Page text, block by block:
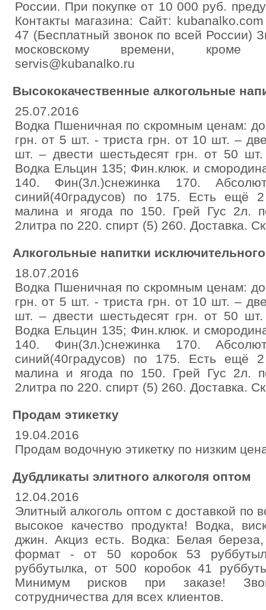
России. При покупке от 10 000 руб.
Контакты магазина: Сайт:
47 (Бесплатный звонок по всей России)
московскому времени, кроме
servis@kubanalko.ru
Высококачественные алкогольные
25.07.2016
Водка Пшеничная по скромным ценам: до
грн. от 5 шт. - триста грн. от 10 шт. –
шт. – двести шестьдесят грн. от 50 шт.
Водка Ельцин 135; Фин.клюк. и
140. Фин(3л.)снежинка 170.
синий(40градусов) по 175. Есть ещё
малина и ягода по 150. Грей Гус 2л.
2литра по 220. спирт (5) 260. Доставка.
Алкогольные напитки исключительного
18.07.2016
Водка Пшеничная по скромным ценам: до
грн. от 5 шт. - триста грн. от 10 шт. –
шт. – двести шестьдесят грн. от 50 шт.
Водка Ельцин 135; Фин.клюк. и
140. Фин(3л.)снежинка 170.
синий(40градусов) по 175. Есть ещё
малина и ягода по 150. Грей Гус 2л.
2литра по 220. спирт (5) 260. Доставка.
Продам этикетку
19.04.2016
Продам водочную этикетку по низким
Дубдликаты элитного алкоголя оптом
12.04.2016
Элитный алкоголь оптом с доставкой по
высокое качество продукта! Водка,
джин. Акциз есть. Водка: Белая
формат - от 50 коробок 53
руббутылка, от 500 коробок 41
Минимум рисков при заказе!
сотрудничества для всех клиентов.